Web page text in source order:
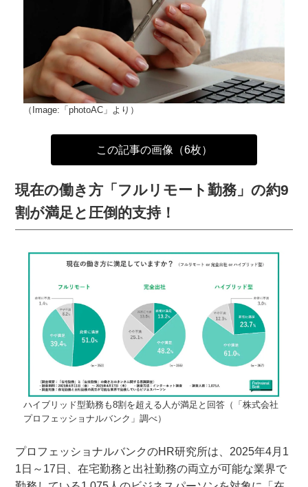
（Image:「photoAC」より）
この記事の画像（6枚）
現在の働き方「フルリモート勤務」の約9
割が満足と圧倒的支持！
ハイブリッド型勤務も8割を超える人が満足と回答（「株式会社
プロフェッショナルバンク」調べ）
プロフェッショナルバンクのHR研究所は、2025年4月1
1日～17日、在宅勤務と出社勤務の両立が可能な業界で